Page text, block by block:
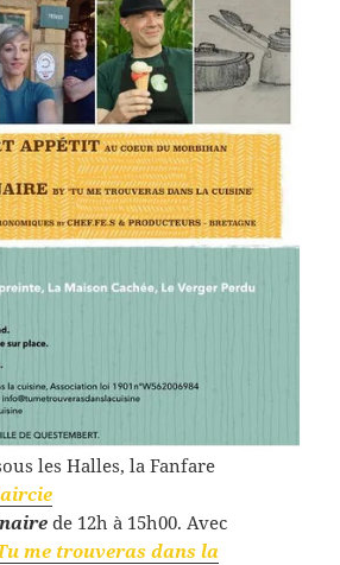
les Halles, la Fanfare
de 12h à 15h00. Avec
me trouveras dans la